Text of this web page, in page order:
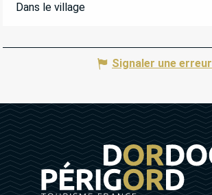
Dans le village
Signaler une erreur